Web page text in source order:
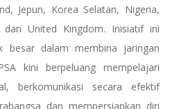
Jepun, Korea Selatan, Nigeria,
dan United Kingdom. Inisiatif ini
besar dalam membina jaringan
kini berpeluang mempelajari
berkomunikasi secara efektif
dan mempersiapkan diri